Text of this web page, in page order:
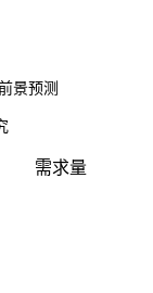
景预测
需求量